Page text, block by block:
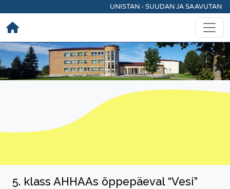
UNISTAN - SUUDAN JA SAAVUTAN
5. klass AHHAAs õppepäeval “Vesi”